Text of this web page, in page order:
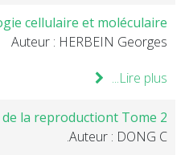
cellulaire et moléculaire
Auteur : HERBEIN Georges
Lire plus...
la reproductiont Tome 2
Auteur : DONG C.